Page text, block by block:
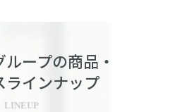
ープの商品・
ラインナップ
LINEUP